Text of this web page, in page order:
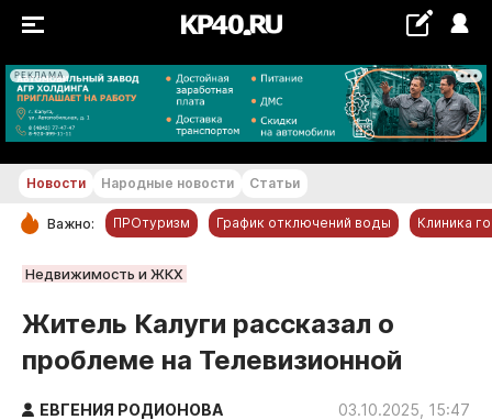
РЕКЛАМА
+12...+13 °С
РУБРИКИ
Обнинск
Новости компаний
Статьи
Народные новости
Новости Народные новости Статьи
Важно: ПРОтуризм График отключений воды Клиника
Недвижимость и ЖКХ
Житель Калуги рассказал о
проблеме на Телевизионной
ЕВГЕНИЯ РОДИОНОВА 03.10.2025, 15:47